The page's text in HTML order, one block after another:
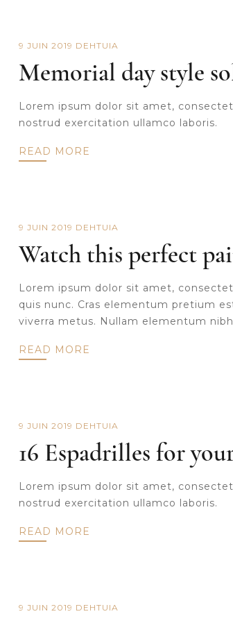
9 JUIN 2019 DE HTUIA
Memorial day style
Lorem ipsum dolor sit amet,
nostrud exercitation ullamco laboris.
READ MORE
9 JUIN 2019 DE HTUIA
Watch this perfect
Lorem ipsum dolor sit amet,
quis nunc. Cras elementum pretium
viverra metus. Nullam elementum
READ MORE
9 JUIN 2019 DE HTUIA
16 Espadrilles for
Lorem ipsum dolor sit amet,
nostrud exercitation ullamco laboris.
READ MORE
9 JUIN 2019 DE HTUIA